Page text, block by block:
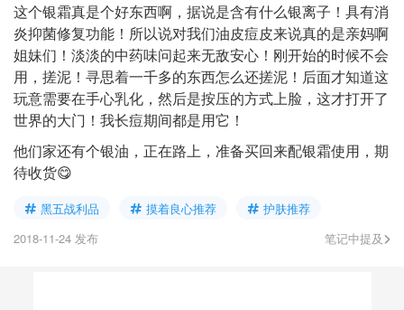
这个银霜真是个好东西啊，据说是含有什么银离子！具有消
炎抑菌修复功能！所以说对我们油皮痘皮来说真的是亲妈啊
姐妹们！淡淡的中药味问起来无敌安心！刚开始的时候不会
用，搓泥！寻思着一千多的东西怎么还搓泥！后面才知道这
玩意需要在手心乳化，然后是按压的方式上脸，这才打开了
世界的大门！我长痘期间都是用它！
他们家还有个银油，正在路上，准备买回来配银霜使用，期
待收货😋
黑五战利品 摸着良心推荐
护肤推荐
2018-11-24 发布
笔记中提及